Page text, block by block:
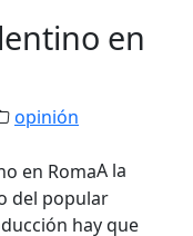
en
opinión
A la
del popular
hay que